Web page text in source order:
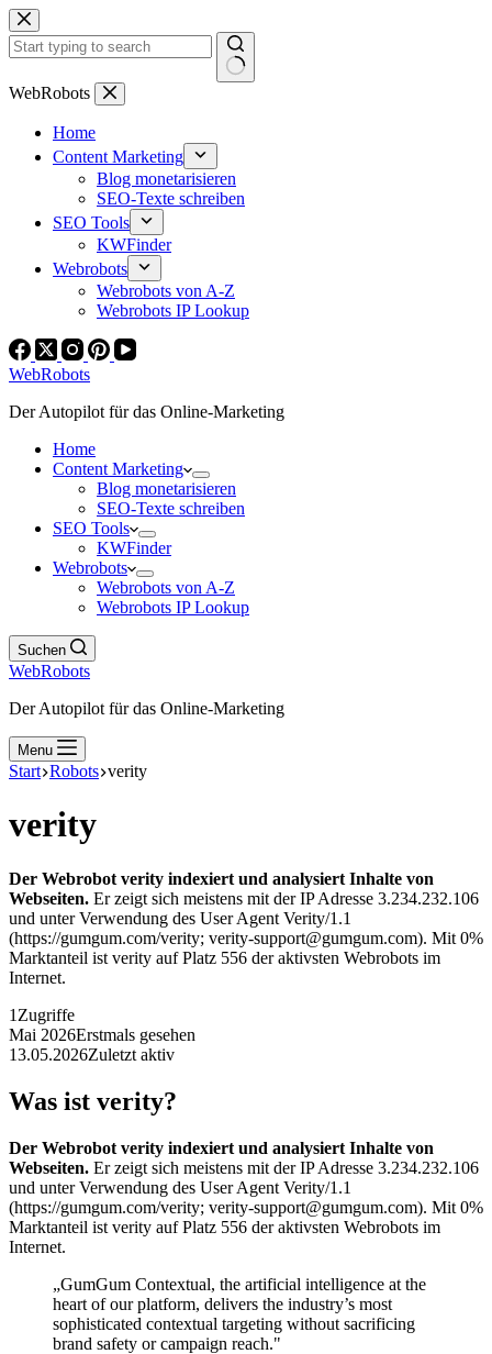
Zum
Inhalt
springen
Keine
WebRobots
Home
Content Marketing
Blog monetarisieren
SEO-Texte schreiben
SEO Tools
KWFinder
Webrobots
Webrobots von A-Z
Webrobots IP Lookup
WebRobots
Der Autopilot für das Online-Marketing
Home
Content Marketing
Blog monetarisieren
SEO-Texte schreiben
SEO Tools
KWFinder
Webrobots
Webrobots von A-Z
Webrobots IP Lookup
Suchen
WebRobots
Der Autopilot für das Online-Marketing
Menu
Start Robots verity
verity
Der Webrobot verity indexiert und analysiert Inhalte von
Webseiten. Er zeigt sich meistens mit der IP Adresse 3.234.232.106
und unter Verwendung des User Agent Verity/1.1
(https://gumgum.com/verity; verity-support@gumgum.com). Mit 0%
Marktanteil ist verity auf Platz 556 der aktivsten Webrobots im
Internet.
1 Zugriffe
Mai 2026Erstmals gesehen
13.05.2026Zuletzt aktiv
Was ist verity?
Der Webrobot verity indexiert und analysiert Inhalte von
Webseiten. Er zeigt sich meistens mit der IP Adresse 3.234.232.106
und unter Verwendung des User Agent Verity/1.1
(https://gumgum.com/verity; verity-support@gumgum.com). Mit 0%
Marktanteil ist verity auf Platz 556 der aktivsten Webrobots im
Internet.
„GumGum Contextual, the artificial intelligence at the
heart of our platform, delivers the industry’s most
sophisticated contextual targeting without sacrificing
brand safety or campaign reach."